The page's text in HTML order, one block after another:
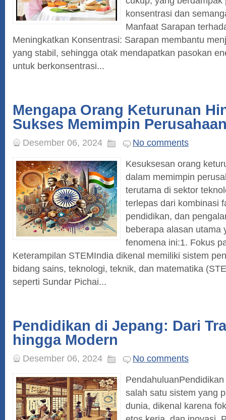
konsentrasi dan
Manfaat Sarapan
Meningkatkan Konsentrasi: Sarapan membantu
yang stabil, sehingga otak mendapatkan pasokan
untuk berkonsentrasi...
Mengapa Orang Keturunan
Sukses Memimpin
Desember 06, 2024
No comments
Kesuksesan orang
dalam memimpin
terutama di sektor
terlepas dari kombinasi
pendidikan, dan
beberapa alasan utama
fenomena ini:1. Fokus
Keterampilan STEMIndia dikenal memiliki sistem
bidang sains, teknologi, teknik, dan matematika
seperti Sundar Pichai...
Pendidikan di Jepang: Dari
hingga Modern
Desember 06, 2024
No comments
salah satu sistem yang
dunia, dikenal karena